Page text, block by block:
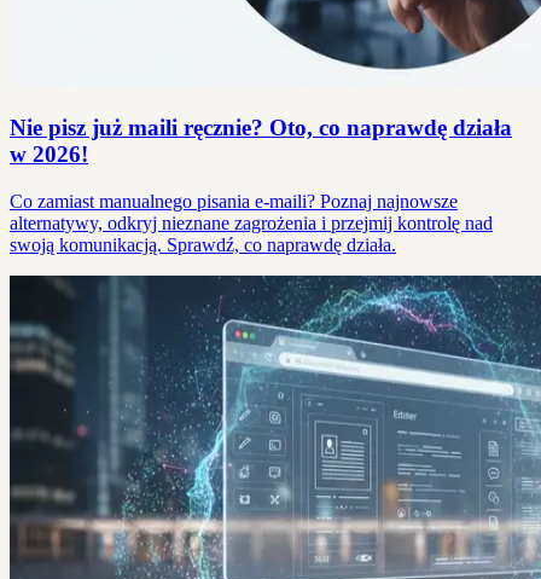
Nie pisz już maili ręcznie? Oto, co naprawdę działa
w 2026!
Co zamiast manualnego pisania e-maili? Poznaj najnowsze
alternatywy, odkryj nieznane zagrożenia i przejmij kontrolę nad
swoją komunikacją. Sprawdź, co naprawdę działa.